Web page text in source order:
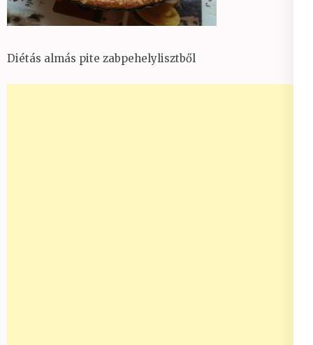
Diétás almás pite zabpehelylisztből